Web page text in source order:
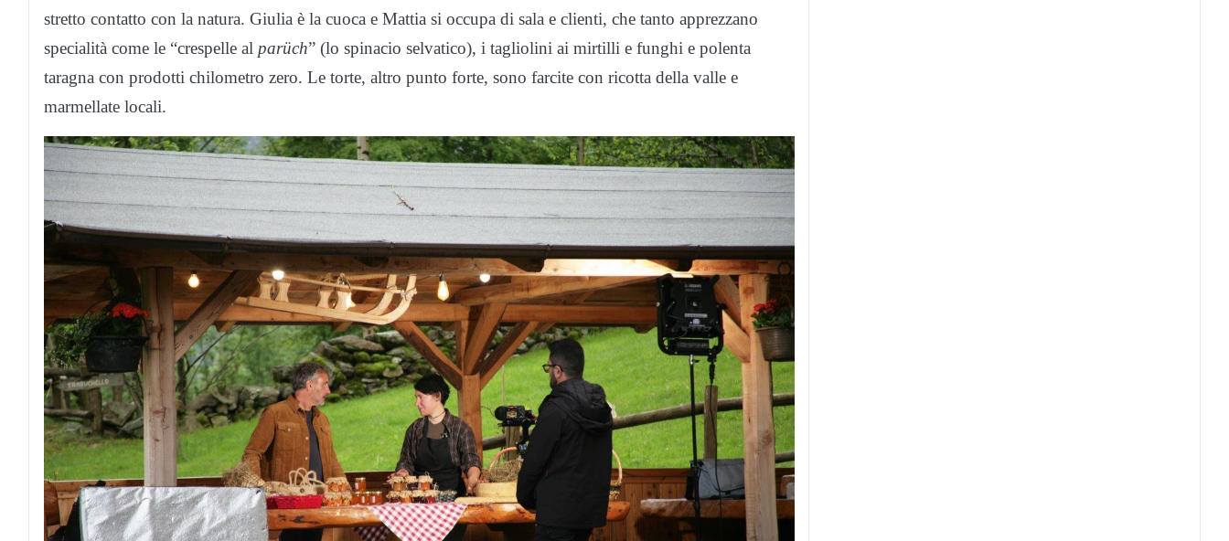
stretto contatto con la natura. Giulia è la cuoca e Mattia si occupa di sala e clienti, che tanto apprezzano
specialità come le “crespelle al parüch” (lo spinacio selvatico), i tagliolini ai mirtilli e funghi e polenta
taragna con prodotti chilometro zero. Le torte, altro punto forte, sono farcite con ricotta della valle e
marmellate locali.